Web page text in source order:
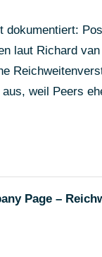
dokumentiert:
laut Richard
weil Peers
Page –